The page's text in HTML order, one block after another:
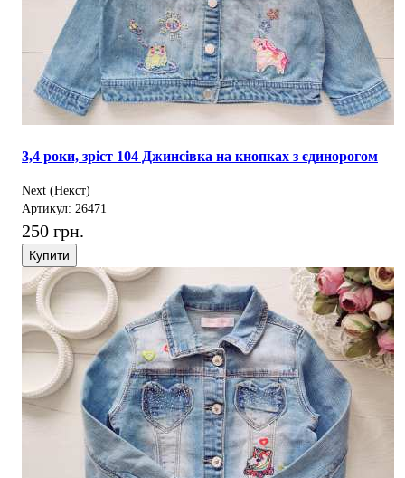
3,4 роки, зріст 104 Джинсівка на кнопках з єдинорогом
Next (Некст)
Артикул: 26471
250 грн.
Купити